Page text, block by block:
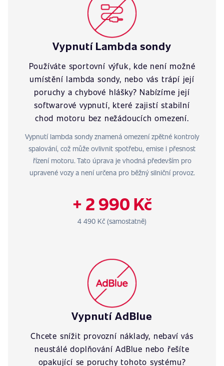
Vypnutí Lambda sondy
Používáte sportovní výfuk, kde není možné
umístění lambda sondy, nebo vás trápí její
poruchy a chybové hlášky? Nabízíme její
softwarové vypnutí, které zajistí stabilní
chod motoru bez nežádoucích omezení.
Vypnutí lambda sondy znamená omezení zpětné kontroly
spalování, což může ovlivnit spotřebu, emise i přesnost
řízení motoru. Tato úprava je vhodná především pro
upravené vozy a není určena pro běžný silniční provoz.
+ 2 990 Kč
4 490 Kč (samostatně)
Vypnutí AdBlue
Chcete snížit provozní náklady, nebaví vás
neustálé doplňování AdBlue nebo řešíte
opakující se poruchy tohoto systému?